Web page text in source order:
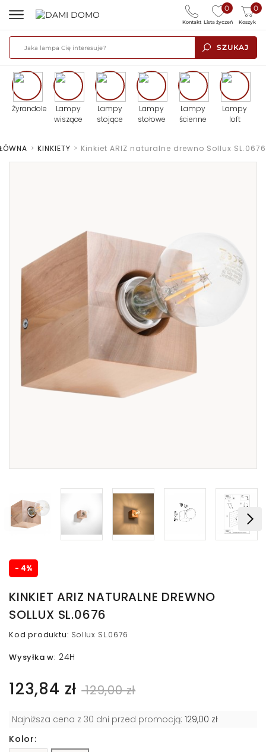
SZUKAJ
0
Lista życzeń
0
Koszyk
Kontakt
Żyrandole
Lampy
wiszące
Lampy
stojące
Lampy
stołowe
Lampy
ścienne
Lampy
loft
> KINKIETY > Kinkiet ARIZ naturalne drewno Sollux SL.0676
- 4%
KINKIET ARIZ NATURALNE DREWNO
SOLLUX SL.0676
Kod produktu: Sollux SL.0676
Wysyłka w: 24H
123,84 zł 129,00 zł
Najniższa cena z 30 dni przed promocją: 129,00 zł
Kolor: